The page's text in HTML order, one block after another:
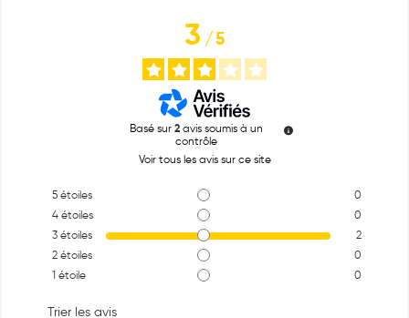
3/5
Basé sur 2 avis soumis à un
contrôle
Voir tous les avis sur ce site
5 étoiles
0
4 étoiles
0
3 étoiles
2
2 étoiles
0
1 étoile 0
Trier les avis